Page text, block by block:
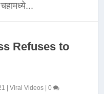
Refuses to
|Viral Videos |0